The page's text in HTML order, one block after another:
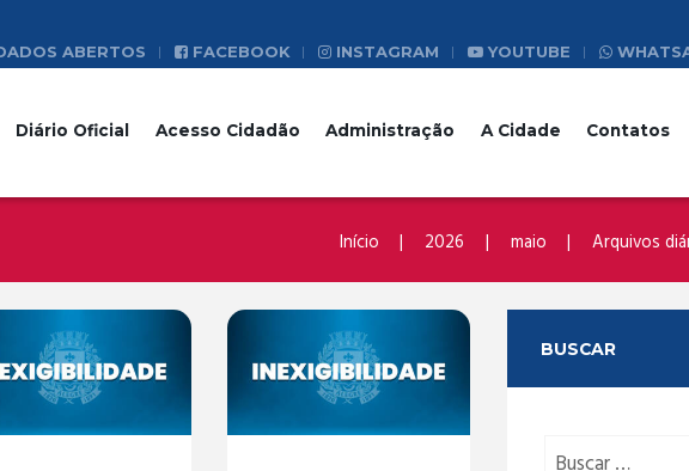
ABERTOS FACEBOOK INSTAGRAM YOUTUBE
Diário Oficial Acesso Cidadão Administração A Cidade Contatos
Início 2026 maio Arquivos
BUSCAR